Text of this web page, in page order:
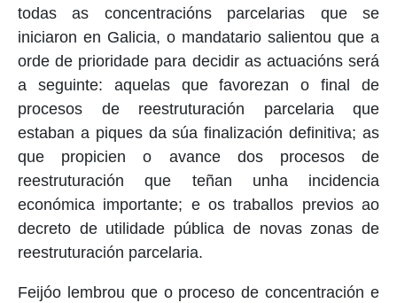
todas as concentracións parcelarias que se
iniciaron en Galicia, o mandatario salientou que a
orde de prioridade para decidir as actuacións será
a seguinte: aquelas que favorezan o final de
procesos de reestruturación parcelaria que
estaban a piques da súa finalización definitiva; as
que propicien o avance dos procesos de
reestruturación que teñan unha incidencia
económica importante; e os traballos previos ao
decreto de utilidade pública de novas zonas de
reestruturación parcelaria.
Feijóo lembrou que o proceso de concentración e